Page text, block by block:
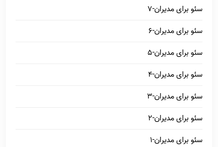
سئو برای مدیران-7
سئو برای مدیران-6
سئو برای مدیران-5
سئو برای مدیران-4
سئو برای مدیران-3
سئو برای مدیران-2
سئو برای مدیران-1